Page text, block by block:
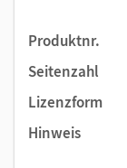
Produktnr.
Seitenzahl
Lizenzform
Hinweis